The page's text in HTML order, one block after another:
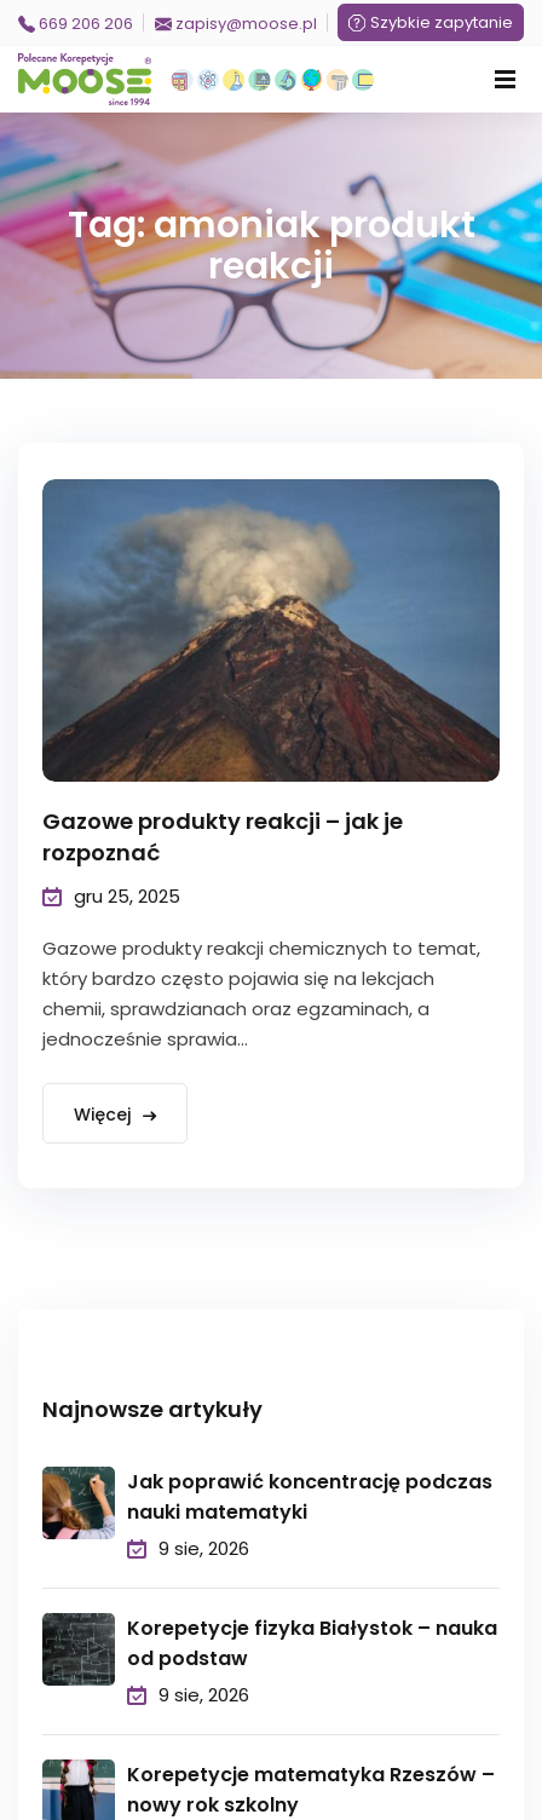
669 206 206 zapisy@moose.pl Szybkie zapytanie
Tag: amoniak produkt
reakcji
Gazowe produkty reakcji – jak je
rozpoznać
gru 25, 2025
Gazowe produkty reakcji chemicznych to temat,
który bardzo często pojawia się na lekcjach
chemii, sprawdzianach oraz egzaminach, a
jednocześnie sprawia...
Więcej
Najnowsze artykuły
Jak poprawić koncentrację podczas
nauki matematyki
9 sie, 2026
Korepetycje fizyka Białystok – nauka
od podstaw
9 sie, 2026
Korepetycje matematyka Rzeszów –
nowy rok szkolny